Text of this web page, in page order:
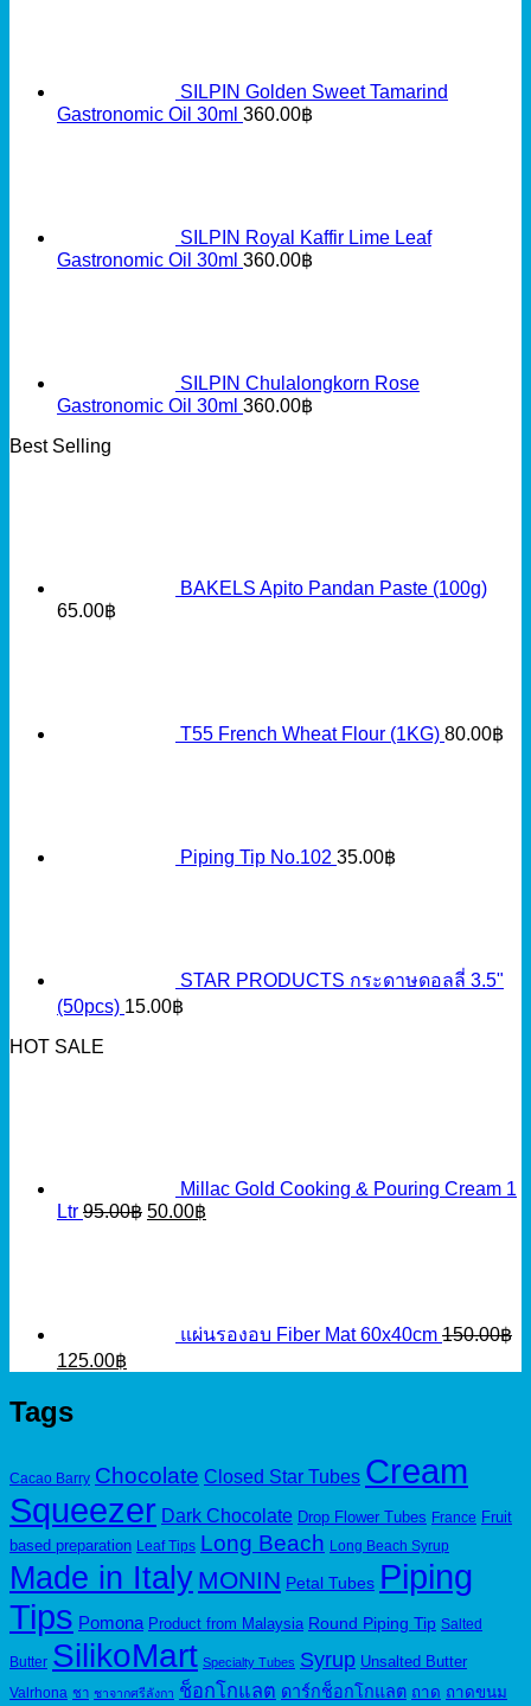
SILPIN Golden Sweet Tamarind
Gastronomic Oil 30ml 360.00฿
SILPIN Royal Kaffir Lime Leaf
Gastronomic Oil 30ml 360.00฿
SILPIN Chulalongkorn Rose
Gastronomic Oil 30ml 360.00฿
Best Selling
BAKELS Apito Pandan Paste (100g)
65.00฿
T55 French Wheat Flour (1KG) 80.00฿
Piping Tip No.102 35.00฿
STAR PRODUCTS กระดาษดอลลี่ 3.5"
(50pcs) 15.00฿
HOT SALE
Millac Gold Cooking & Pouring Cream 1
Ltr 95.00฿ Original
50.00฿
แผ่นรองอบ Fiber Mat 60x40cm 150.00฿
Original
150.00฿.
125.00฿
Tags
Cacao Barry Chocolate Closed Star Tubes Cream
Squeezer Dark Chocolate Drop Flower Tubes France Fruit
based preparation Leaf Tips Long Beach Long Beach Syrup
Made in Italy MONIN Petal Tubes Piping
Tips Pomona Product from Malaysia Round Piping Tip Salted
Butter SilikoMart Specialty Tubes Syrup Unsalted Butter
Valrhona ชา ชาจากศรีลังกา ช็อกโกแลต ดาร์กช็อกโกแลต ถาด ถาดขนม